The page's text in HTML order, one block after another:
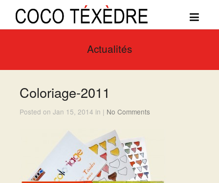
Actualités
Coloriage-2011
Posted on Jan 15, 2014 in | No Comments